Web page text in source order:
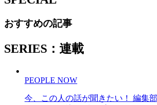
おすすめの記事
SERIES：連載
PEOPLE NOW
今、この人の話が聞きたい！ 編集